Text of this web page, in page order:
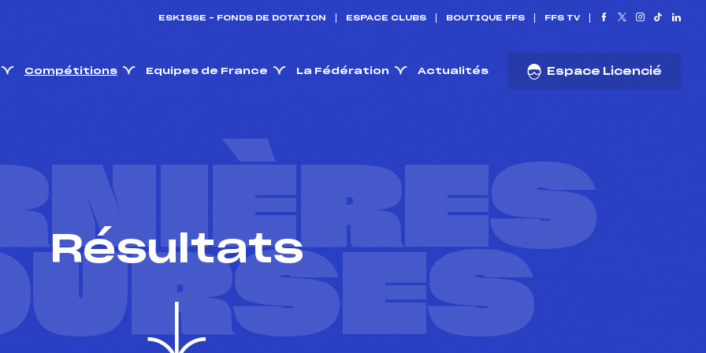
ESKISSE – FONDS DE DOTATION ESPACE CLUBS BOUTIQUE FFS FFS TV
Compétitions Equipes de France La Fédération Actualités Espace Licencié
Résultats